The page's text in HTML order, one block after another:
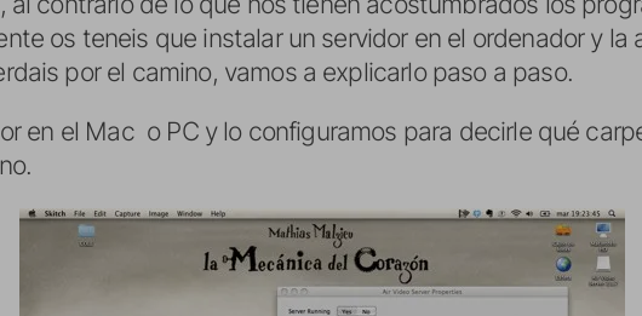
os teneis que instalar un servidor en el ordenador y la
por el camino, vamos a explicarlo paso a paso.
en el Mac o PC y lo configuramos para decirle qué